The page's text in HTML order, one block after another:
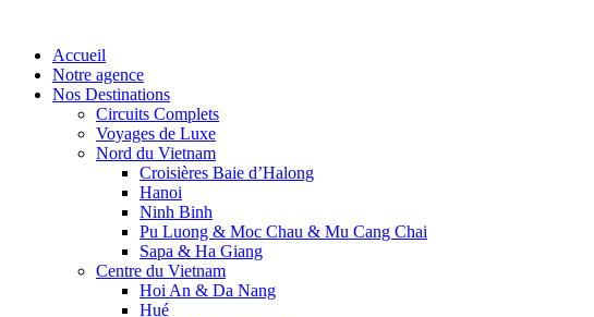
Accueil
Notre agence
Nos Destinations
Circuits Complets
Voyages de Luxe
Nord du Vietnam
Croisières Baie d’Halong
Hanoi
Ninh Binh
Pu Luong & Moc Chau & Mu Cang Chai
Sapa & Ha Giang
Centre du Vietnam
Hoi An & Da Nang
Hué